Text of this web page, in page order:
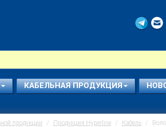
КАБЕЛЬНАЯ ПРОДУКЦИЯ
продукции Продукция Hyperline Кабель